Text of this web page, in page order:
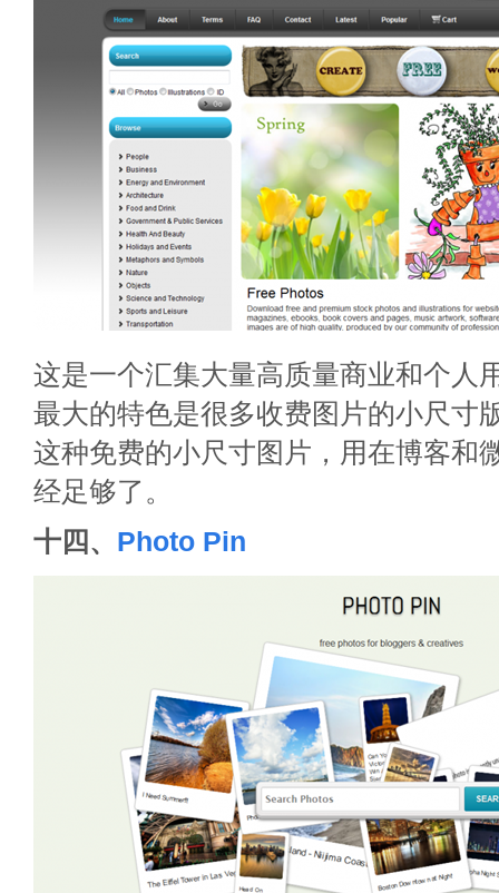
这是一个汇集大量高质量商业和个人
最大的特色是很多收费图片的小尺寸
这种免费的小尺寸图片，用在博客和
经足够了。
十四、 Photo Pin